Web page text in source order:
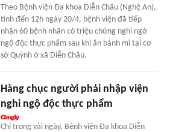
Theo Bệnh viện Đa khoa Diễn Châu (Nghệ An),
tính đến 12h ngày 20/4, bệnh viện đã tiếp
nhận 60 bệnh nhân có triệu chứng nghi ngờ
ngộ độc thực phẩm sau khi ăn bánh mì tại cơ
sở Quỳnh ở xã Diễn Châu.
Hàng chục người phải nhập viện
nghi ngộ độc thực phẩm
Chỉ trong vài ngày, Bệnh viện Đa khoa Diễn